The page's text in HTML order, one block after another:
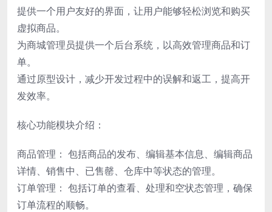
提供一个用户友好的界面，让用户能够轻松浏览和购买
虚拟商品。
为商城管理员提供一个后台系统，以高效管理商品和订
单。
通过原型设计，减少开发过程中的误解和返工，提高开
发效率。
核心功能模块介绍：
商品管理： 包括商品的发布、编辑基本信息、编辑商品
详情、销售中、已售罄、仓库中等状态的管理。
订单管理： 包括订单的查看、处理和空状态管理，确保
订单流程的顺畅。